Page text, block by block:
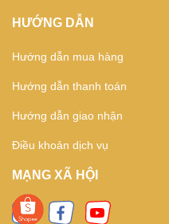
HƯỚNG DẪN
Hướng dẫn mua hàng
Hướng dẫn thanh toán
Hướng dẫn giao nhận
Điều khoản dịch vụ
MẠNG XÃ HỘI